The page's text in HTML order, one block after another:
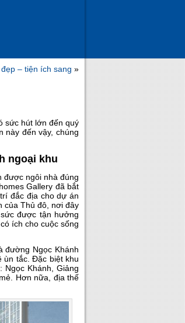
– tiện ích sang »
sức hút lớn đến quý
này đến vậy, chúng
ngoại khu
được ngôi nhà đúng
Gallery đã bắt
đắc địa cho dự án
của Thủ đô, nơi đây
được tận hưởng
ích cho cuộc sống
đường Ngọc Khánh
ùn tắc. Đặc biệt khu
Khánh, Giảng
Hơn nữa, địa thế